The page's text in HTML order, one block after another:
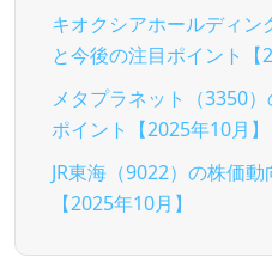
キオクシアホールディン
と今後の注目ポイント【
メタプラネット（3350
ポイント【2025年10月】
JR東海（9022）の株価
【2025年10月】